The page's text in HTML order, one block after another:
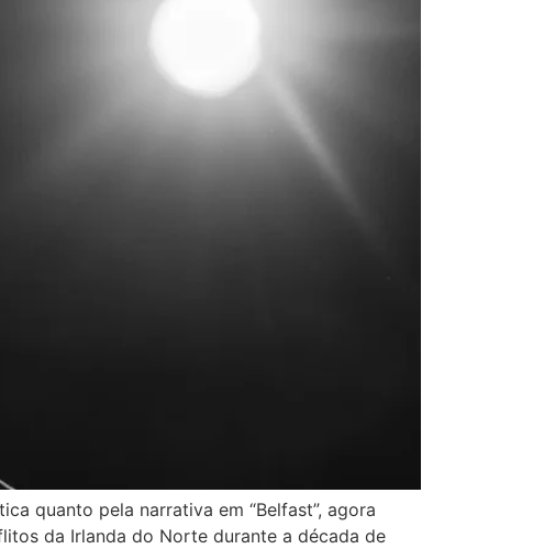
quanto pela narrativa em “Belfast”, agora
da Irlanda do Norte durante a década de